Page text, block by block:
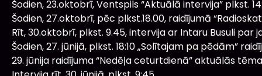
Šodien, 23.oktobrī, Ventspils “Aktuālā intervija” plkst.
Šodien, 27.oktobrī, pēc plkst.18.00, raidījumā
Rīt, 30.oktobrī, plkst. 9.45, intervija ar Intaru Busuli par
Šodien, 27. jūnijā, plkst. 18:10 „Solītajam pa pēdām”
29. jūnija raidījuma “Nedēļa ceturtdienā” aktuālās